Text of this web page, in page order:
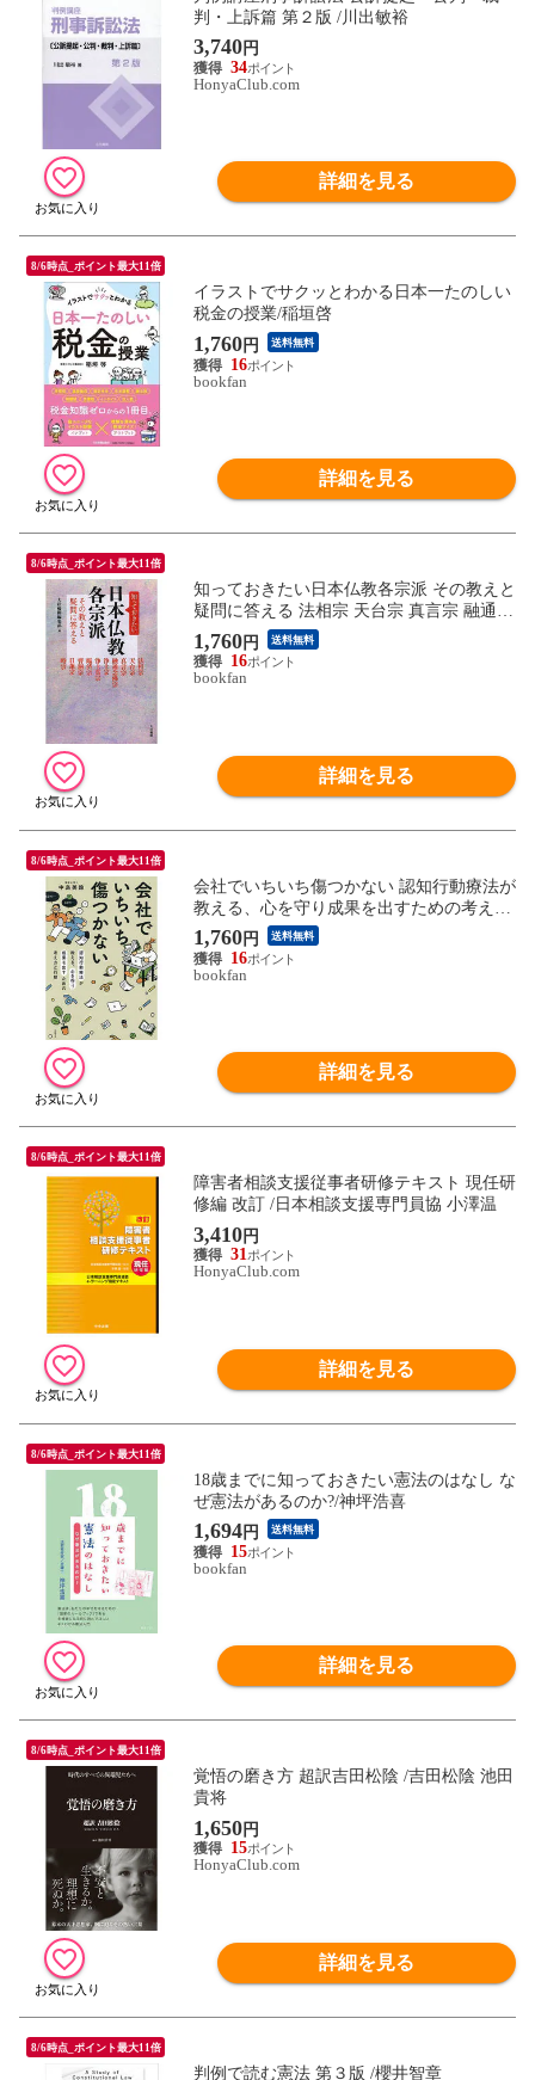
判・上訴篇 第２版 /川出敏裕
3,740円
34
HonyaClub.com
詳細を見る
8/6時点_ポイント最大11倍
イラストでサクッとわかる日本一たのしい
税金の授業/稲垣啓
1,760円 送料無料
16
bookfan
詳細を見る
8/6時点_ポイント最大11倍
知っておきたい日本仏教各宗派 その教えと
疑問に答える 法相宗 天台宗 真言宗 融通念
佛宗 浄土宗 浄土真宗 臨済宗 曹洞宗 日蓮
1,760円 送料無料
16
bookfan
詳細を見る
8/6時点_ポイント最大11倍
会社でいちいち傷つかない 認知行動療法が
教える、心を守り成果を出すための考え方
と行動/中島美鈴
1,760円 送料無料
16
bookfan
詳細を見る
8/6時点_ポイント最大11倍
障害者相談支援従事者研修テキスト 現任研
修編 改訂 /日本相談支援専門員協 小澤温
3,410円
31
HonyaClub.com
詳細を見る
8/6時点_ポイント最大11倍
18歳までに知っておきたい憲法のはなし な
ぜ憲法があるのか?/神坪浩喜
1,694円 送料無料
15
bookfan
詳細を見る
8/6時点_ポイント最大11倍
覚悟の磨き方 超訳吉田松陰 /吉田松陰 池田
貴将
1,650円
15
HonyaClub.com
詳細を見る
8/6時点_ポイント最大11倍
判例で読む憲法 第３版 /櫻井智章